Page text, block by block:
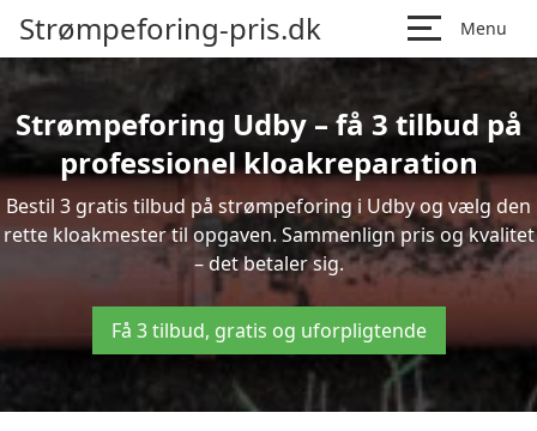
Strømpeforing-pris.dk Menu
Strømpeforing Udby – få 3 tilbud på
professionel kloakreparation
Bestil 3 gratis tilbud på strømpeforing i Udby og vælg den
rette kloakmester til opgaven. Sammenlign pris og kvalitet
– det betaler sig.
Få 3 tilbud, gratis og uforpligtende